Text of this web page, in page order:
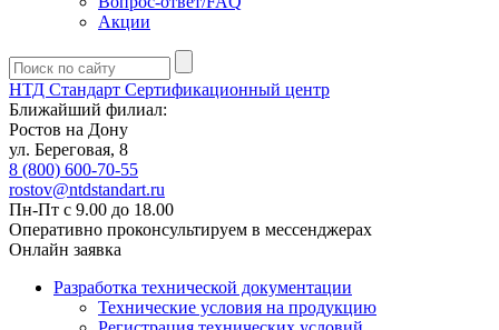
Акции
НТД Стандарт Сертификационный центр
Ближайший филиал:
Ростов на Дону
ул. ​Береговая, 8
8 (800) 600-70-55
rostov@ntdstandart.ru
Пн-Пт с 9.00 до 18.00
Оперативно проконсультируем в мессенджерах
Онлайн заявка
Разработка технической документации
Технические условия на продукцию